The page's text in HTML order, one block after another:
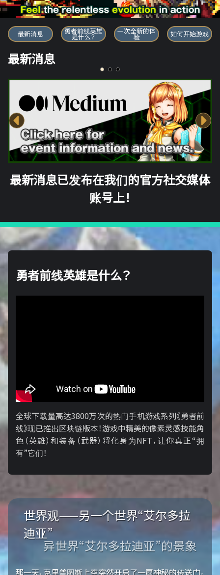
勇者前线英雄
最新消息 勇者前线英雄
是什么？
一次全新的体
验 如何开始游戏
最新消息
最新消息已发布在我们的官方社交媒体
账号上！
勇者前线英雄是什么？
全球下载量高达3800万次的热门手机游戏系列《勇者前
线》现已推出区块链版本！游戏中精美的像素灵感技能角
色（英雄）和装备（武器）将化身为NFT，让你真正“拥
有”它们！
世界观——另一个世界“艾尔多拉
迪亚”
异世界“艾尔多拉迪亚”的景象
那一天，克里普图斯上空突然开启了一扇神秘的传送门。